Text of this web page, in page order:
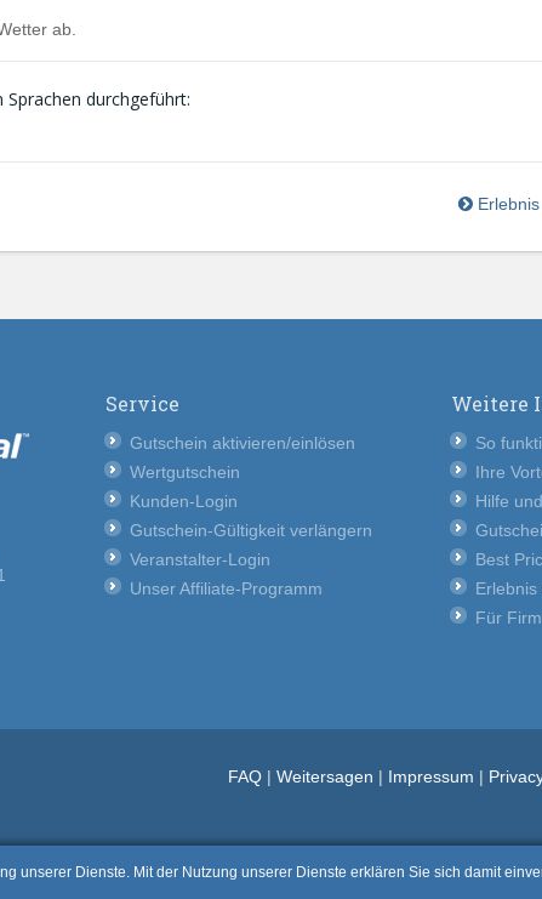
ab.
durchgeführt:
Service
Gutschein aktivieren/einlösen
Wertgutschein
Kunden-Login
Gutschein-Gültigkeit verlängern
Veranstalter-Login
Unser Affiliate-Programm
Weitere
So
Ihre
Hilfe
Best
Für
FAQ| Weitersagen | Impressum |
unserer Dienste. Mit der Nutzung unserer Dienste erklären Sie sich damit